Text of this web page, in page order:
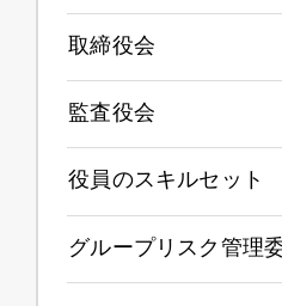
取締役会
監査役会
役員のスキルセット
グループリスク管理